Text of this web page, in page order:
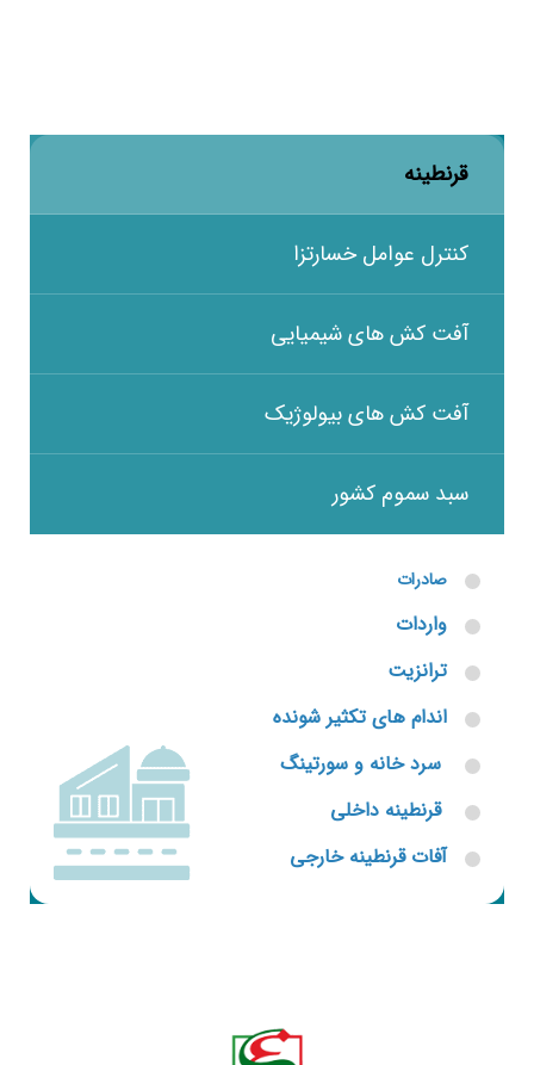
قرنطینه
کنترل عوامل خسارتزا
آفت کش های شیمیایی
آفت کش های بیولوژیک
سبد سموم کشور
صادرات
واردات
ترانزیت
اندام های تکثیر شونده
سرد خانه و سورتینگ
قرنطینه داخلی
آفات قرنطینه خارجی